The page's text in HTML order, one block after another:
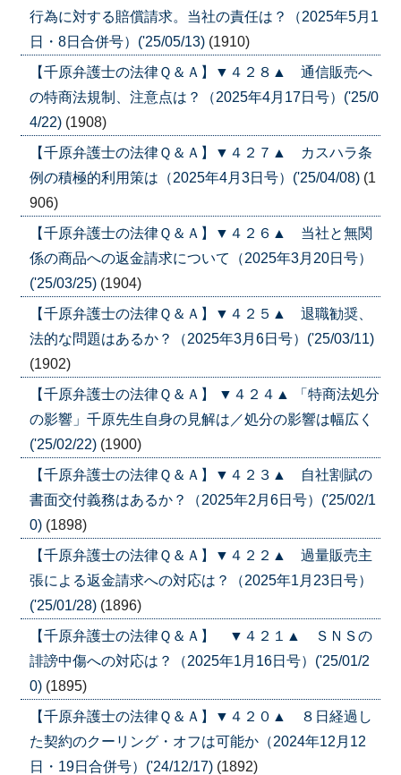
行為に対する賠償請求。当社の責任は？（2025年5月1
日・8日合併号）('25/05/13) (1910)
【千原弁護士の法律Ｑ＆Ａ】▼４２８▲ 通信販売へ
の特商法規制、注意点は？（2025年4月17日号）('25/0
4/22) (1908)
【千原弁護士の法律Ｑ＆Ａ】▼４２７▲ カスハラ条
例の積極的利用策は（2025年4月3日号）('25/04/08) (1
906)
【千原弁護士の法律Ｑ＆Ａ】▼４２６▲ 当社と無関
係の商品への返金請求について（2025年3月20日号）
('25/03/25) (1904)
【千原弁護士の法律Ｑ＆Ａ】▼４２５▲ 退職勧奨、
法的な問題はあるか？（2025年3月6日号）('25/03/11)
(1902)
【千原弁護士の法律Ｑ＆Ａ】 ▼４２４▲ 「特商法処分
の影響」千原先生自身の見解は／処分の影響は幅広く
('25/02/22) (1900)
【千原弁護士の法律Ｑ＆Ａ】▼４２３▲ 自社割賦の
書面交付義務はあるか？（2025年2月6日号）('25/02/1
0) (1898)
【千原弁護士の法律Ｑ＆Ａ】▼４２２▲ 過量販売主
張による返金請求への対応は？（2025年1月23日号）
('25/01/28) (1896)
【千原弁護士の法律Ｑ＆Ａ】 ▼４２１▲ ＳＮＳの
誹謗中傷への対応は？（2025年1月16日号）('25/01/2
0) (1895)
【千原弁護士の法律Ｑ＆Ａ】▼４２０▲ ８日経過し
た契約のクーリング・オフは可能か（2024年12月12
日・19日合併号）('24/12/17) (1892)